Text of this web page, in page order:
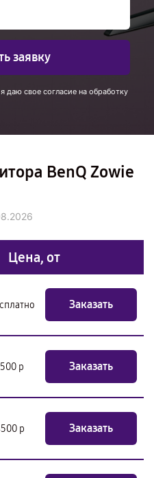
заявку
даю свое согласие на обработку
BenQ Zowie
Цена, от
Заказать
р Заказать
р Заказать